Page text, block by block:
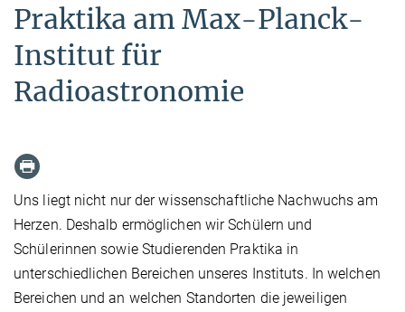
Praktika am Max-Planck-
Institut für
Radioastronomie
Uns liegt nicht nur der wissenschaftliche Nachwuchs am
Herzen. Deshalb ermöglichen wir Schülern und
Schülerinnen sowie Studierenden Praktika in
unterschiedlichen Bereichen unseres Instituts. In welchen
Bereichen und an welchen Standorten die jeweiligen